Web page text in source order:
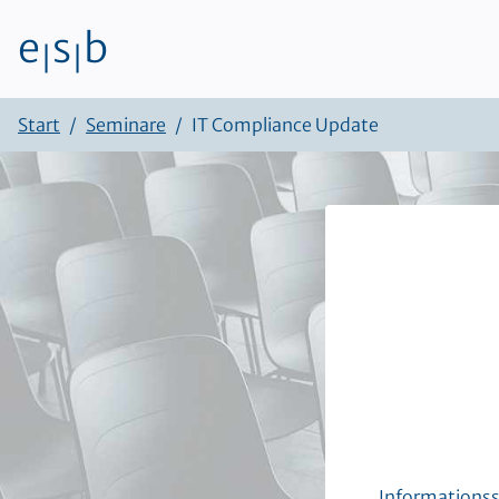
Zum Inhalt
e s b
Start Seminare IT Compliance Update